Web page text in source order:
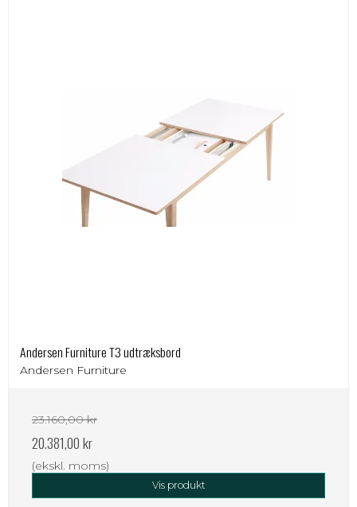
Andersen Furniture T3 udtræksbord
Andersen Furniture
23.160,00 kr
20.381,00 kr
(ekskl. moms)
Vis produkt